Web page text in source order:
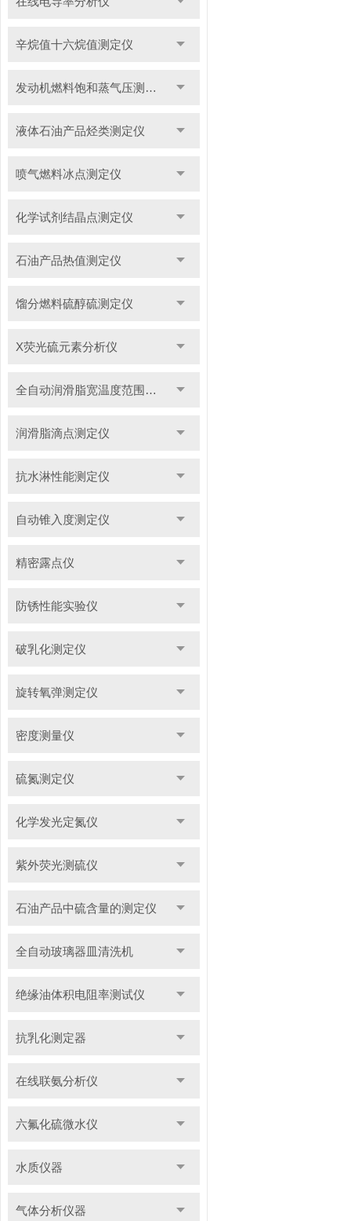
辛烷值十六烷值测定仪
发动机燃料饱和蒸气压测定仪
液体石油产品烃类测定仪
喷气燃料冰点测定仪
化学试剂结晶点测定仪
石油产品热值测定仪
馏分燃料硫醇硫测定仪
X荧光硫元素分析仪
全自动润滑脂宽温度范围滴点测定仪
润滑脂滴点测定仪
抗水淋性能测定仪
自动锥入度测定仪
精密露点仪
防锈性能实验仪
破乳化测定仪
旋转氧弹测定仪
密度测量仪
硫氮测定仪
化学发光定氮仪
紫外荧光测硫仪
石油产品中硫含量的测定仪
全自动玻璃器皿清洗机
绝缘油体积电阻率测试仪
抗乳化测定器
在线联氨分析仪
六氟化硫微水仪
水质仪器
气体分析仪器